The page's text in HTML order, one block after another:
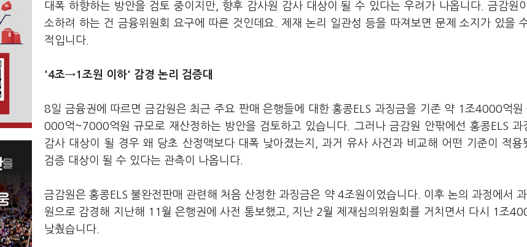
대폭 하향하는 방안을 검토 중이지만, 향후 감사원 감사 대상이 될 수 있다는 우려가 나옵니다. 금감원
소하려 하는 건 금융위원회 요구에 따른 것인데요. 제재 논리 일관성 등을 따져보면 문제 소지가 있을
적입니다.
'4조→1조원 이하' 감경 논리 검증대
8일 금융권에 따르면 금감원은 최근 주요 판매 은행들에 대한 홍콩ELS 과징금을 기존 약 1조4000억원
000억~7000억원 규모로 재산정하는 방안을 검토하고 있습니다. 그러나 금감원 안팎에선 홍콩ELS 과
감사 대상이 될 경우 왜 당초 산정액보다 대폭 낮아졌는지, 과거 유사 사건과 비교해 어떤 기준이 적용
검증 대상이 될 수 있다는 관측이 나옵니다.
금감원은 홍콩ELS 불완전판매 관련해 처음 산정한 과징금은 약 4조원이었습니다. 이후 논의 과정에서
원으로 감경해 지난해 11월 은행권에 사전 통보했고, 지난 2월 제재심의위원회를 거치면서 다시 1조
낮췄습니다.